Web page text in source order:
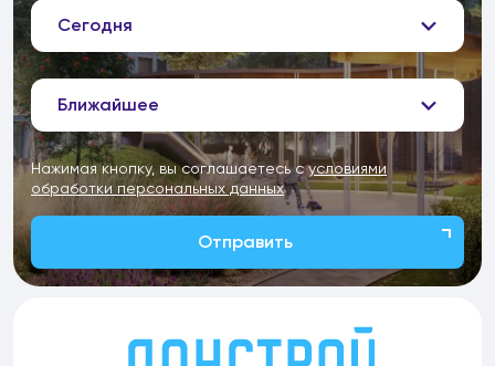
Сегодня
Ближайшее
Нажимая кнопку, вы соглашаетесь сусловиями
обработки персональных данных
Отправить